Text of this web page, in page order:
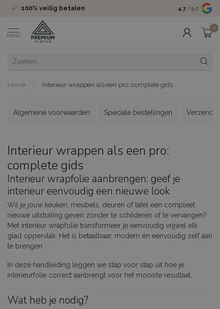
100% veilig betalen Groot
4.7 /5.0
MENU
0
Home / Interieur wrappen als een pro: complete gids
Algemene voorwaarden Speciale bestellingen
Interieur wrappen als een pro:
complete gids
Interieur wrapfolie aanbrengen: geef je
interieur eenvoudig een nieuwe look
Wil je jouw keuken, meubels, deuren of tafel een compleet
nieuwe uitstraling geven zonder te schilderen of te vervangen?
Met interieur wrapfolie transformeer je eenvoudig vrijwel elk
glad oppervlak. Het is betaalbaar, modern én eenvoudig zelf aan
te brengen.
In deze handleiding leggen we stap voor stap uit hoe je
interieurfolie correct aanbrengt voor het mooiste resultaat.
Wat heb je nodig?